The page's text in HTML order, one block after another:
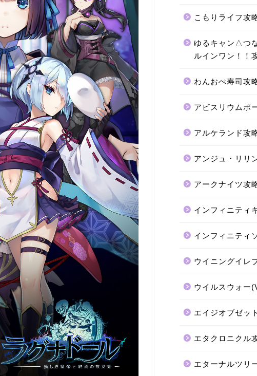
こもりライフ攻
ゆるキャン△つ
ルインワン！！
わんおぺ寿司攻
アビスリウムポ
アルケランド攻
アンジュ・リリ
アークナイツ攻
インフィニティ
インフィニティ
ウイニングイレ
ウイルスウォー
エイジオブゼット
エタクロニクル
エターナルツリ